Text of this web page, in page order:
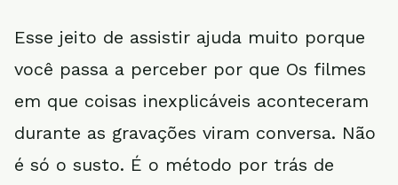
Esse jeito de assistir ajuda muito porque
você passa a perceber por que Os filmes
em que coisas inexplicáveis aconteceram
durante as gravações viram conversa. Não
é só o susto. É o método por trás de